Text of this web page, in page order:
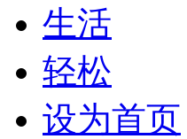
生活
轻松
设为首页